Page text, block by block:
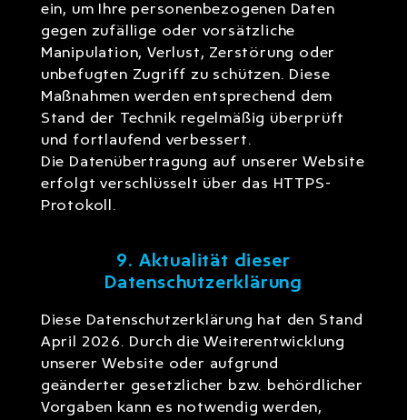
ein, um Ihre personenbezogenen Daten
gegen zufällige oder vorsätzliche
Manipulation, Verlust, Zerstörung oder
unbefugten Zugriff zu schützen. Diese
Maßnahmen werden entsprechend dem
Stand der Technik regelmäßig überprüft
und fortlaufend verbessert.
Die Datenübertragung auf unserer Website
erfolgt verschlüsselt über das HTTPS-
Protokoll.
9. Aktualität dieser
Datenschutzerklärung
Diese Datenschutzerklärung hat den Stand
April 2026. Durch die Weiterentwicklung
unserer Website oder aufgrund
geänderter gesetzlicher bzw. behördlicher
Vorgaben kann es notwendig werden,